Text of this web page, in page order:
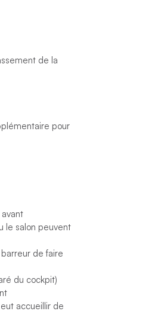
de la
pour
le salon peuvent
de faire
du cockpit)
accueillir de